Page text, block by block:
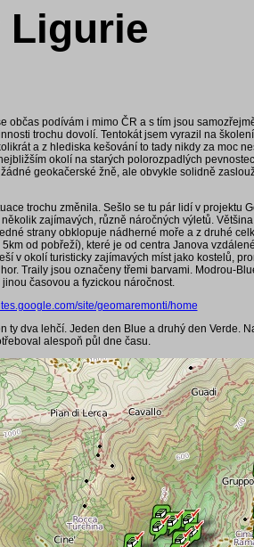
Ligurie
občas podívám i mimo ČR a s tím jsou
trochu dovolí. Tentokát jsem vyrazil na
a z hlediska kešování to tady nikdy za moc
okolí na starých polorozpadlých
geokačerské žně, ale obvykle solidně
trochu změnila. Sešlo se tu pár lidí v projektu
zajímavých, různě náročných výletů.
strany obklopuje nádherné moře a z druhé
od pobřeží), které je od centra Janova
v okolí turisticky zajímavých míst jako kostelů,
Traily jsou označeny třemi barvami. Modrou-
časovou a fyzickou náročnost.
site/geomaremonti/home
ty dva lehčí. Jeden den Blue a druhý den Verde.
alespoň půl dne času.